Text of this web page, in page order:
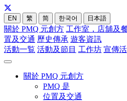
EN 繁 简 한국어 日本語
關於 PMQ 元創方 工作室，店舖及
置及交通 歷史傳承 遊客資訊
活動一覧 活動及節目 工作坊 宣傳
關於 PMQ 元創方
PMQ 是
位置及交通